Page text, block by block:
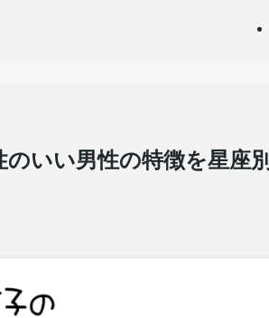
いい男性の特徴を星座別